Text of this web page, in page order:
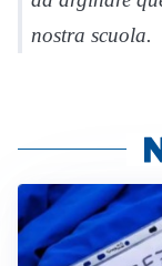
nostra scuola.